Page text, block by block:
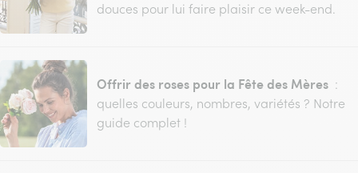
douces pour lui faire plaisir ce week-end.
Offrir des roses pour la Fête des Mères :
quelles couleurs, nombres, variétés ? Notre
guide complet !